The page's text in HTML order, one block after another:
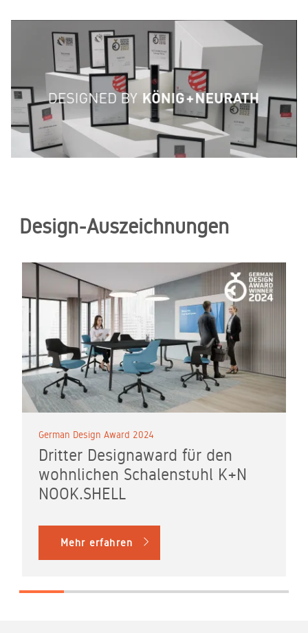
Design-Auszeichnungen
German Design Award 2024
Dritter Designaward für den
wohnlichen Schalenstuhl K+N
NOOK.SHELL
Mehr erfahren